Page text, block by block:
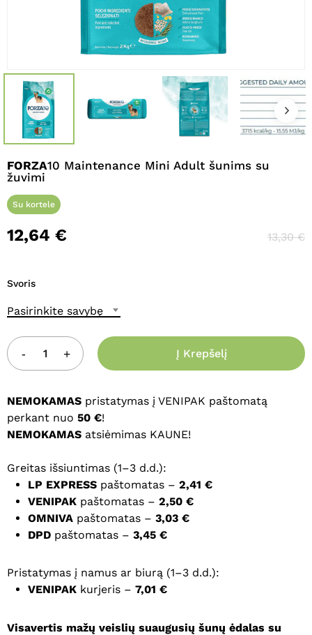
FORZA10 Maintenance Mini Adult šunims su
žuvimi
Su kortele
12,64 € 13,30€
Svoris
Pasirinkite savybę
Į Krepšelį
NEMOKAMAS pristatymas į VENIPAK paštomatą
perkant nuo 50 €!
NEMOKAMAS atsiėmimas KAUNE!
Greitas išsiuntimas (1–3 d.d.):
LP EXPRESS paštomatas – 2,41 €
VENIPAK paštomatas – 2,50 €
OMNIVA paštomatas – 3,03 €
DPD paštomatas – 3,45 €
Pristatymas į namus ar biurą (1–3 d.d.):
VENIPAK kurjeris – 7,01 €
Visavertis mažų veislių suaugusių šunų ėdalas su
Pavadinimas*
El. paštas
Noriu savo interneto naršyklėje